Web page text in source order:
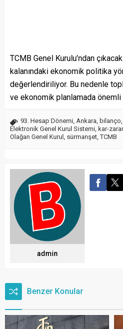
TCMB Genel Kurulu’ndan
kalanındaki ekonomik politika
değerlendiriliyor. Bu nedenle
ve ekonomik planlamada
93. Hesap Dönemi Ankara bilanço
Elektronik Genel Kurul Sistemi kar-zarar
Olağan Genel Kurul
sürmanşet ,TCMB
admin
Benzer Konular